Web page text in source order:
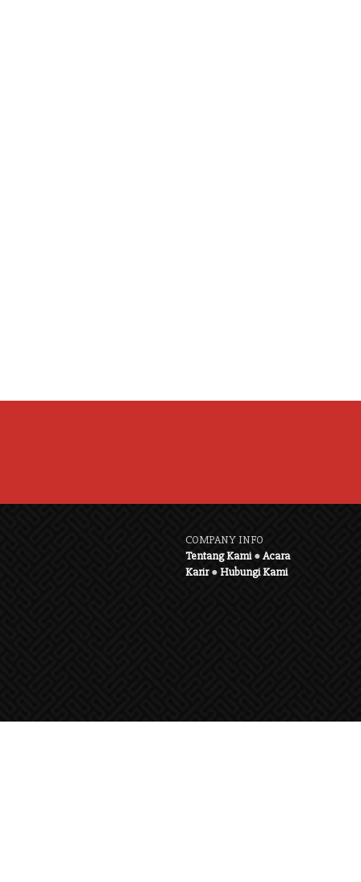
COMPANY INFO
Tentang Kami●Acara
Karir●Hubungi Kami